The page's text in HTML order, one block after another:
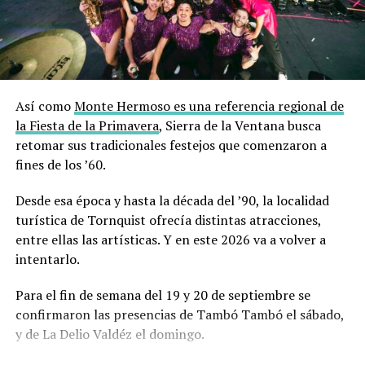
Así comoMonte Hermoso es una referencia regional de
la Fiesta de la Primavera, Sierra de la Ventana busca
retomar sus tradicionales festejos que comenzaron a
fines de los ’60.
Desde esa época y hasta la década del ’90, la localidad
turística de Tornquist ofrecía distintas atracciones,
entre ellas las artísticas. Y en este 2026 va a volver a
intentarlo.
Para el fin de semana del 19 y 20 de septiembre se
confirmaron las presencias de Tambó Tambó el sábado,
y de La Delio Valdéz el domingo.